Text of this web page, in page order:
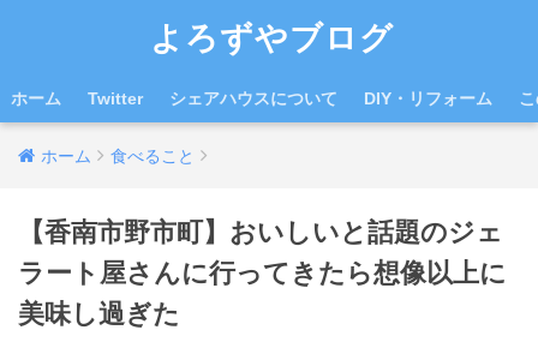
よろずやブログ
ホーム Twitter シェアハウスについて DIY・リフォーム
ホーム 食べること
【香南市野市町】おいしいと話題のジェ
ラート屋さんに行ってきたら想像以上に
美味し過ぎた